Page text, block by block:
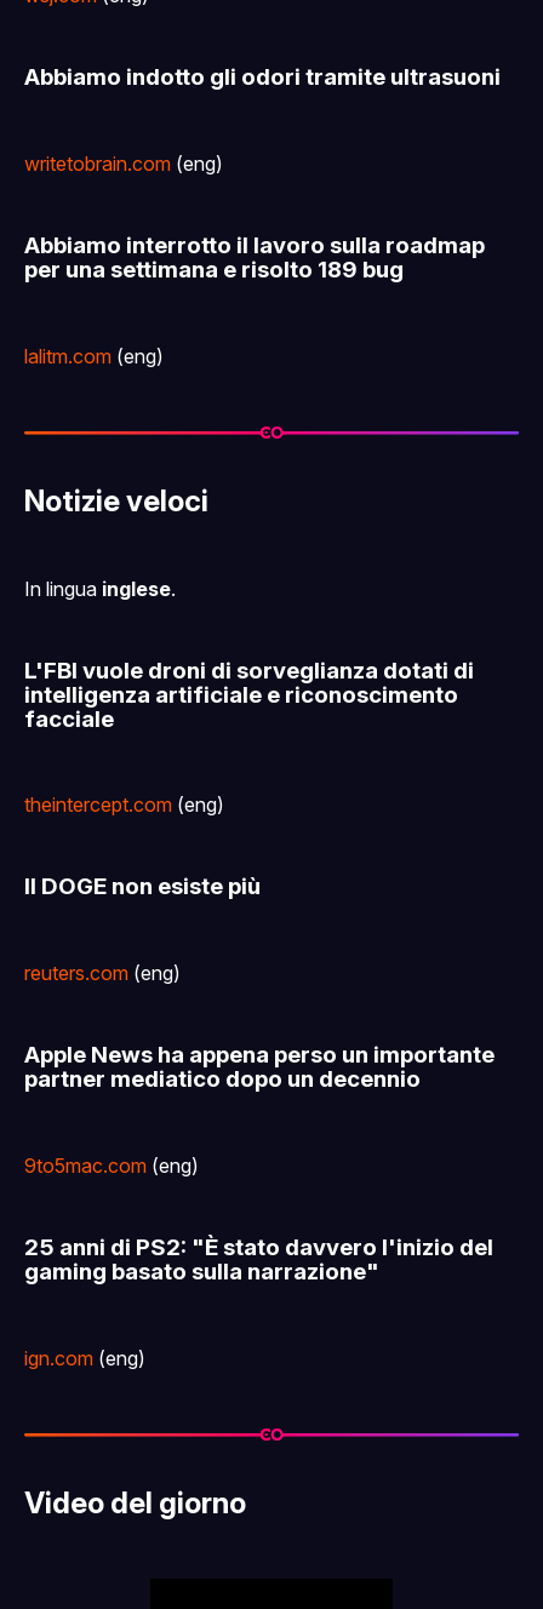
Abbiamo indotto gli odori tramite ultrasuoni
writetobrain.com (eng)
Abbiamo interrotto il lavoro sulla roadmap
per una settimana e risolto 189 bug
lalitm.com (eng)
Notizie veloci
In lingua inglese.
L'FBI vuole droni di sorveglianza dotati di
intelligenza artificiale e riconoscimento
facciale
theintercept.com (eng)
Il DOGE non esiste più
reuters.com (eng)
Apple News ha appena perso un importante
partner mediatico dopo un decennio
9to5mac.com (eng)
25 anni di PS2: "È stato davvero l'inizio del
gaming basato sulla narrazione"
ign.com (eng)
Video del giorno